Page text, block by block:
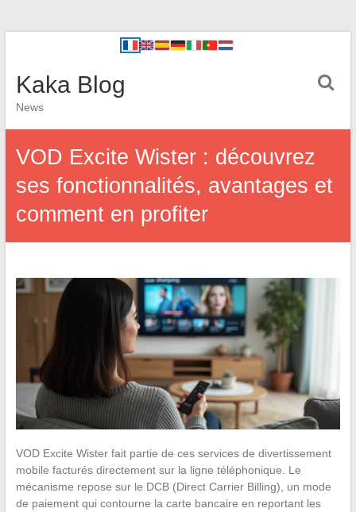
Kaka Blog
News
VOD Excite Wister : découvrez
ses fonctionnalités, avantages et
comment en profiter
VOD Excite Wister fait partie de ces services de divertissement
mobile facturés directement sur la ligne téléphonique. Le
mécanisme repose sur le DCB (Direct Carrier Billing), un mode
de paiement qui contourne la carte bancaire en reportant les